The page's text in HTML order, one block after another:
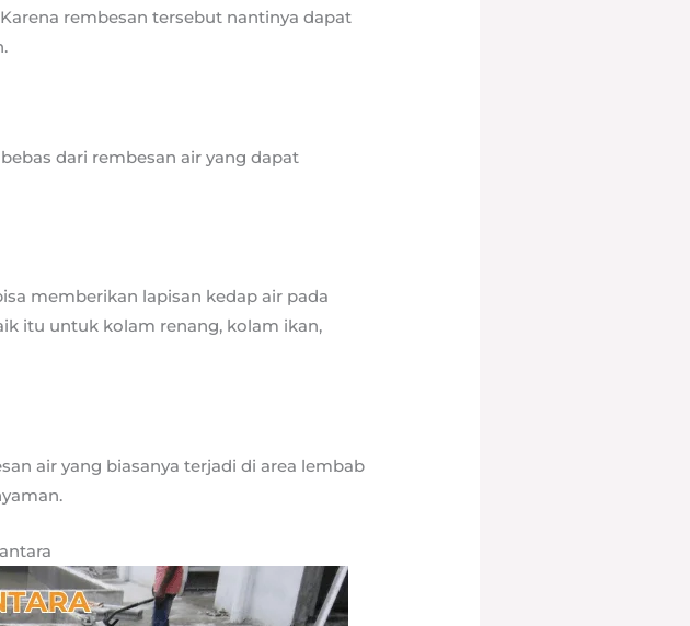
rembesan tersebut nantinya dapat
dari rembesan air yang dapat
memberikan lapisan kedap air pada
itu untuk kolam renang, kolam ikan,
air yang biasanya terjadi di area lembab